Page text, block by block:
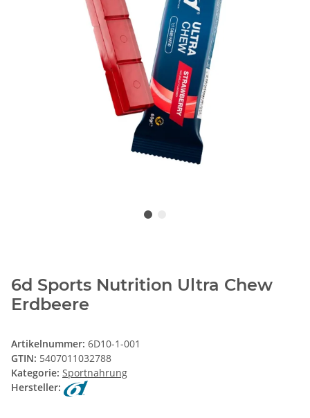
6d Sports Nutrition Ultra Chew
Erdbeere
Artikelnummer: 6D10-1-001
GTIN: 5407011032788
Kategorie: Sportnahrung
Hersteller: